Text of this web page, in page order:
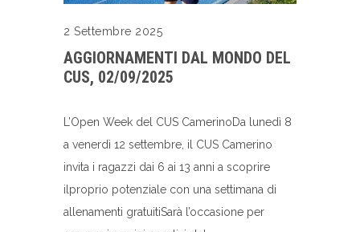
2 Settembre 2025
AGGIORNAMENTI DAL MONDO DEL
CUS, 02/09/2025
L’Open Week del CUS CamerinoDa lunedì 8
a venerdì 12 settembre, il CUS Camerino
invita i ragazzi dai 6 ai 13 anni a scoprire
ilproprio potenziale con una settimana di
allenamenti gratuitiSarà l’occasione per